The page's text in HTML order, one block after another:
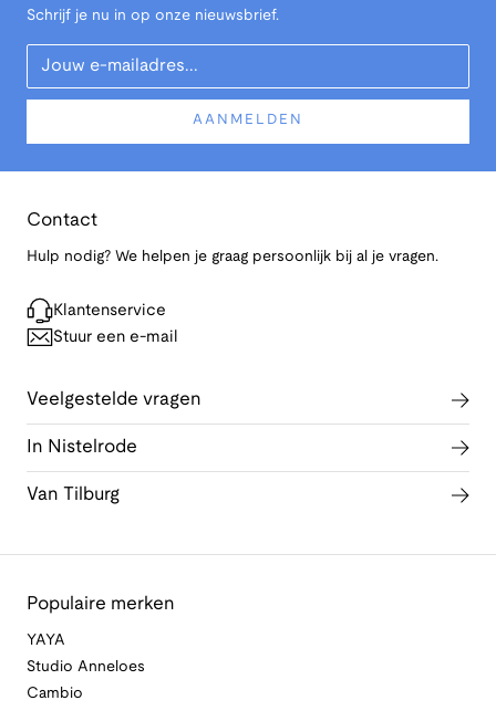
Schrijf je nu in op onze nieuwsbrief.
Your Email
AANMELDEN
Contact
Hulp nodig? We helpen je graag persoonlijk bij al je vragen.
Klantenservice
Stuur een e-mail
Veelgestelde vragen
In Nistelrode
Van Tilburg
Populaire merken
YAYA
Studio Anneloes
Cambio